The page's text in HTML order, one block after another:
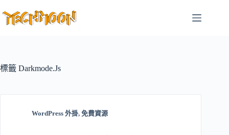
至
容
標籤 Darkmode.Js
WordPress 外掛, 免費資源